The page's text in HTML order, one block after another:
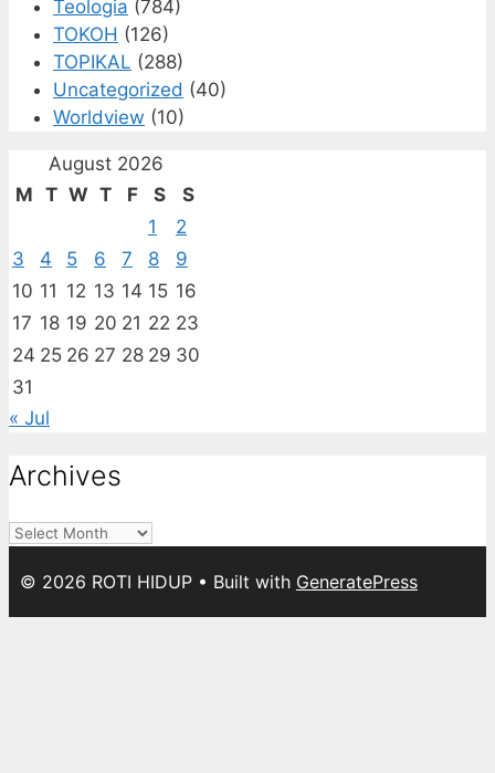
Teologia (784)
TOKOH (126)
TOPIKAL (288)
Uncategorized (40)
Worldview (10)
August 2026
M T W T F S
S
1
2
3
4 5 6 7 8
9
10 11 12 13 14 15 16
17 18 19 20 21 22 23
24 25 26 27 28 29 30
31
« Jul
Archives
Archives
© 2026 ROTI HIDUP • Built with GeneratePress